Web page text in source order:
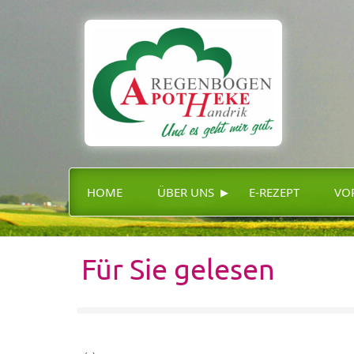
HOME ÜBER UNS ▸ E-REZEPT
Für Sie gelesen